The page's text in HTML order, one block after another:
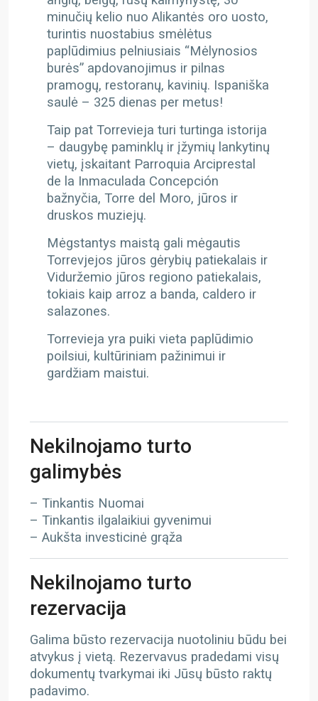
minučių kelio nuo Alikantės oro uosto,
turintis nuostabius smėlėtus
paplūdimius pelniusiais “Mėlynosios
burės” apdovanojimus ir pilnas
pramogų, restoranų, kavinių. Ispaniška
saulė – 325 dienas per metus!
Taip pat Torrevieja turi turtinga istorija
– daugybę paminklų ir įžymių lankytinų
vietų, įskaitant Parroquia Arciprestal
de la Inmaculada Concepción
bažnyčia, Torre del Moro, jūros ir
druskos muziejų.
Mėgstantys maistą gali mėgautis
Torrevjejos jūros gėrybių patiekalais ir
Viduržemio jūros regiono patiekalais,
tokiais kaip arroz a banda, caldero ir
salazones.
Torrevieja yra puiki vieta paplūdimio
poilsiui, kultūriniam pažinimui ir
gardžiam maistui.
Nekilnojamo turto
galimybės
– Tinkantis Nuomai
– Tinkantis ilgalaikiui gyvenimui
– Aukšta investicinė grąža
Nekilnojamo turto
rezervacija
Galima būsto rezervacija nuotoliniu būdu bei
atvykus į vietą. Rezervavus pradedami visų
dokumentų tvarkymai iki Jūsų būsto raktų
padavimo.